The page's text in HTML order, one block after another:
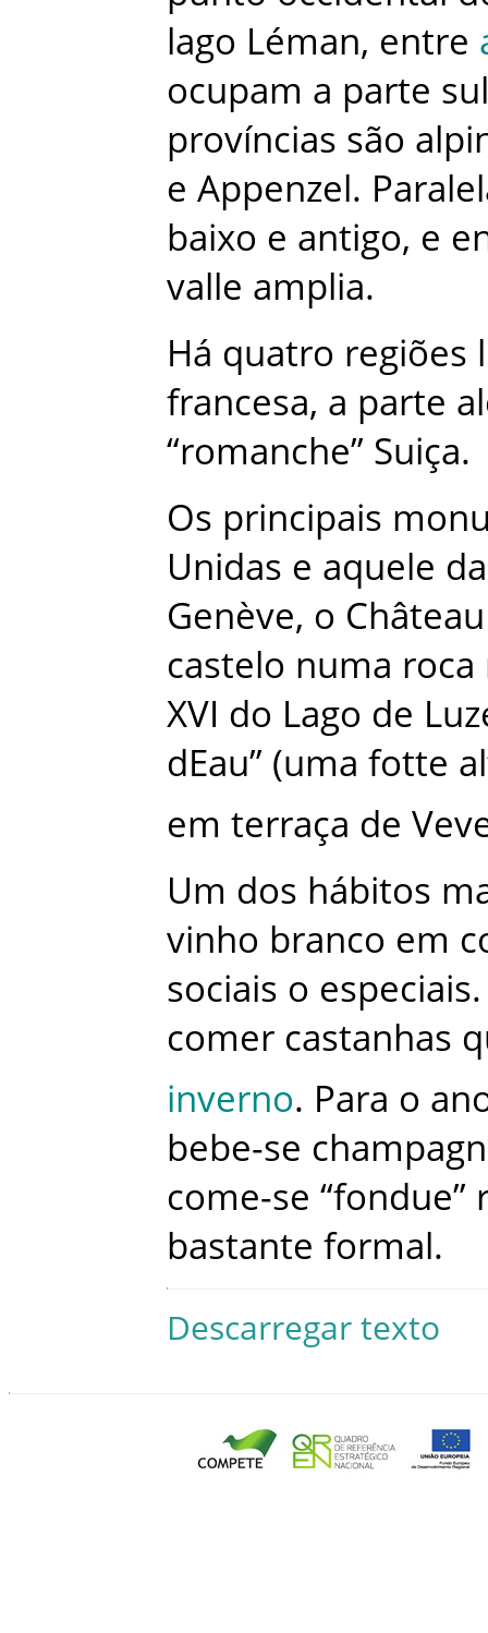
lago Léman, entre
ocupam a parte sul
províncias são
e Appenzel.
baixo e antigo, e
valle amplia.
Há quatro regiões
francesa, a parte
“romanche” Suiça.
Os principais
Unidas e aquele da
Genève, o Château
castelo numa roca
XVI do Lago de
dEau” (uma fotte
em terraça de
Um dos hábitos
vinho branco em
sociais o especiais.
comer castanhas
inverno. Para o
bebe-se
come-se “fondue”
bastante formal.
Descarregar texto